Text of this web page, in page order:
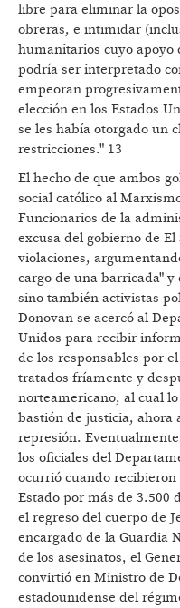
libre para eliminar la
obreras, e intimidar
humanitarios cuyo apoyo
podría ser interpretado
empeoran
elección en los Estados
se les había otorgado un
restricciones." 13
El hecho de que ambos
social católico al
Funcionarios de la
excusa del gobierno de
violaciones,
cargo de una barricada"
sino también activistas
Donovan se acercó al
Unidos para recibir
de los responsables por
tratados fríamente y
norteamericano, al cual
bastión de justicia, ahora
represión.
los oficiales del
ocurrió cuando
Estado por más de 3.500
el regreso del cuerpo de
encargado de la Guardia
de los asesinatos, el
convirtió en Ministro de
estadounidense del